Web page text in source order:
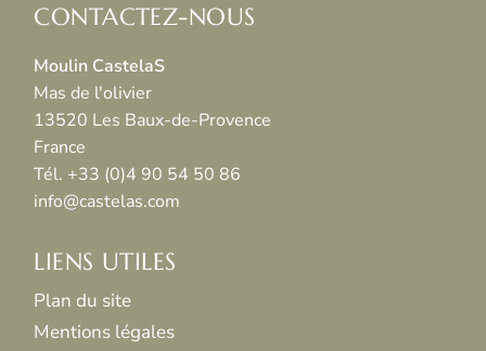
CONTACTEZ-NOUS
Moulin CastelaS
Mas de l'olivier
13520 Les Baux-de-Provence
France
Tél. +33 (0)4 90 54 50 86
info@castelas.com
LIENS UTILES
Plan du site
Mentions légales